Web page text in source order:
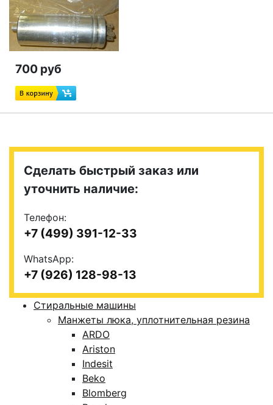
700 руб
Сделать быстрый заказ или
уточнить наличие:
Телефон:
+7 (499) 391-12-33
WhatsApp:
+7 (926) 128-98-13
Стиральные машины
Манжеты люка, уплотнительная резина
ARDO
Ariston
Indesit
Beko
Blomberg